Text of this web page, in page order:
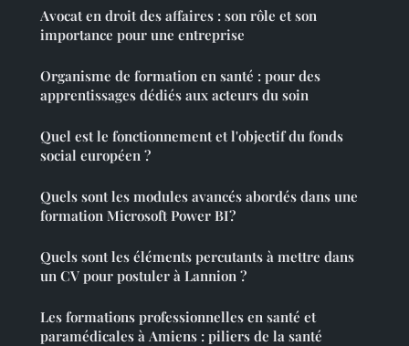
Avocat en droit des affaires : son rôle et son
importance pour une entreprise
Organisme de formation en santé : pour des
apprentissages dédiés aux acteurs du soin
Quel est le fonctionnement et l'objectif du fonds
social européen ?
Quels sont les modules avancés abordés dans une
formation Microsoft Power BI?
Quels sont les éléments percutants à mettre dans
un CV pour postuler à Lannion ?
Les formations professionnelles en santé et
paramédicales à Amiens : piliers de la santé